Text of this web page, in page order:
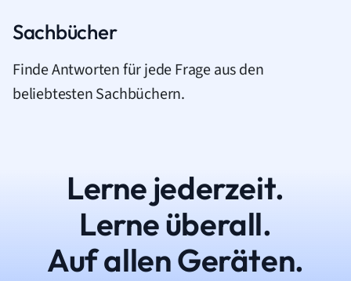
Sachbücher
Finde Antworten für jede Frage aus den
beliebtesten Sachbüchern.
Lerne jederzeit.
Lerne überall.
Auf allen Geräten.